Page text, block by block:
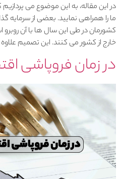
ما را همراهی نمایید. بعضی از سرمایه
کشورمان در طی این سال ها با آن روبرو
خارج از کشور می کنند. این تصمیم
در زمان فروپاشی